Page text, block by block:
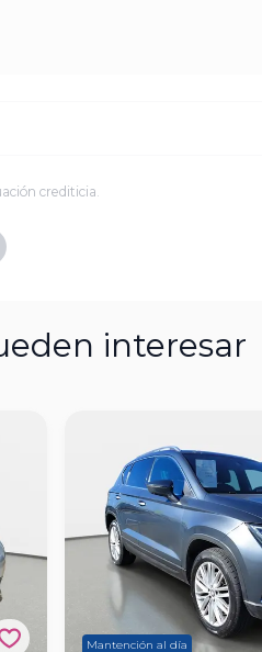
crediticia.
interesar
Mantención al día